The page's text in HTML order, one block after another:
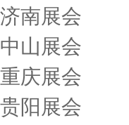
济南展会
中山展会
重庆展会
贵阳展会